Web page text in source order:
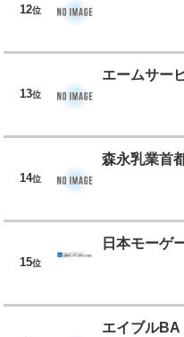
12位
13位
エームサー
14位
森永乳業首
15位
日本モーゲ
エイブルBA